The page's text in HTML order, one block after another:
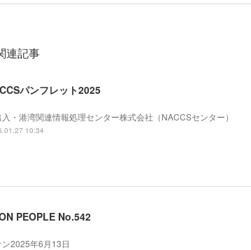
連記事
パンフレット2025
・港湾関連情報処理センター株式会社（NACCSセンター）
10:34
PEOPLE No.542
ン2025年6月13日